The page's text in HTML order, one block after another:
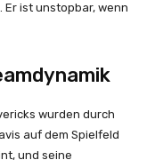
Er ist unstopbar, wenn
wurden durch
auf dem Spielfeld
und seine